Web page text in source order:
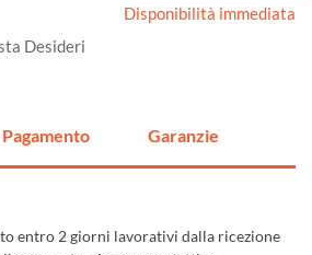
Disponibilità immediata
Desideri
Pagamento Garanzie
entro 2 giorni lavorativi dalla ricezione